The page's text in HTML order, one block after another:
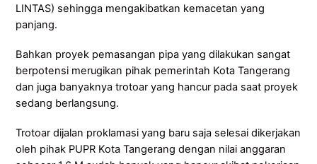
LINTAS) sehingga mengakibatkan kemacetan yang
panjang.
Bahkan proyek pemasangan pipa yang dilakukan sangat
berpotensi merugikan pihak pemerintah Kota Tangerang
dan juga banyaknya trotoar yang hancur pada saat proyek
sedang berlangsung.
Trotoar dijalan proklamasi yang baru saja selesai dikerjakan
oleh pihak PUPR Kota Tangerang dengan nilai anggaran